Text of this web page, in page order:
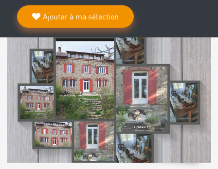
Ajouter à ma sélection